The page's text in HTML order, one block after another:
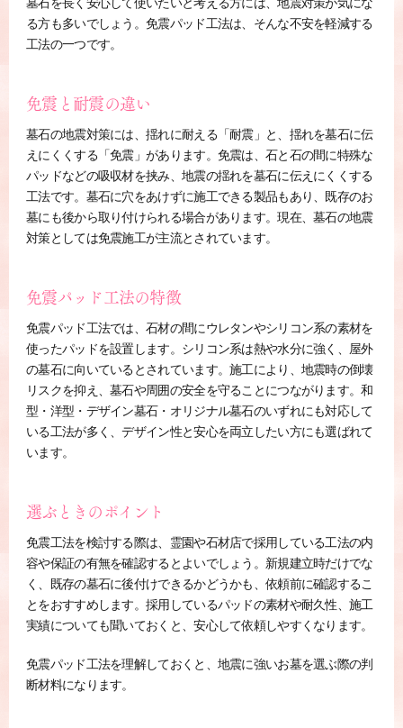
る方も多いでしょう。免震パッド工法は、そんな不安を軽減する
工法の一つです。
免震と耐震の違い
墓石の地震対策には、揺れに耐える「耐震」と、揺れを墓石に伝
えにくくする「免震」があります。免震は、石と石の間に特殊な
パッドなどの吸収材を挟み、地震の揺れを墓石に伝えにくくする
工法です。墓石に穴をあけずに施工できる製品もあり、既存のお
墓にも後から取り付けられる場合があります。現在、墓石の地震
対策としては免震施工が主流とされています。
免震パッド工法の特徴
免震パッド工法では、石材の間にウレタンやシリコン系の素材を
使ったパッドを設置します。シリコン系は熱や水分に強く、屋外
の墓石に向いているとされています。施工により、地震時の倒壊
リスクを抑え、墓石や周囲の安全を守ることにつながります。和
型・洋型・デザイン墓石・オリジナル墓石のいずれにも対応して
いる工法が多く、デザイン性と安心を両立したい方にも選ばれて
います。
選ぶときのポイント
免震工法を検討する際は、霊園や石材店で採用している工法の内
容や保証の有無を確認するとよいでしょう。新規建立時だけでな
く、既存の墓石に後付けできるかどうかも、依頼前に確認するこ
とをおすすめします。採用しているパッドの素材や耐久性、施工
実績についても聞いておくと、安心して依頼しやすくなります。
免震パッド工法を理解しておくと、地震に強いお墓を選ぶ際の判
断材料になります。